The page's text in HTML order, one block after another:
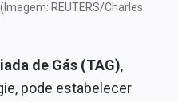
REUTERS/Charles
de Gás (TAG),
pode estabelecer